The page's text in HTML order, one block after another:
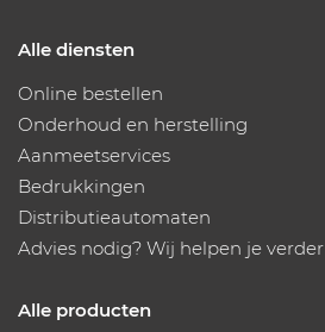
Alle diensten
Online bestellen
Onderhoud en herstelling
Aanmeetservices
Bedrukkingen
Distributieautomaten
Advies nodig? Wij helpen je verder
Alle producten